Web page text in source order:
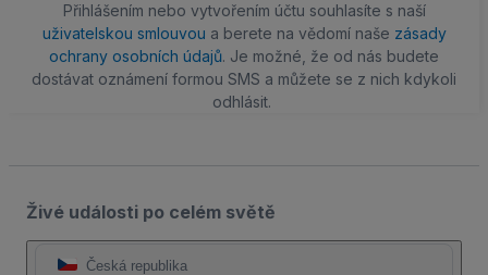
Přihlášením nebo vytvořením účtu souhlasíte s naší
uživatelskou smlouvou a berete na vědomí naše zásady
ochrany osobních údajů. Je možné, že od nás budete
dostávat oznámení formou SMS a můžete se z nich kdykoli
odhlásit.
Živé události po celém světě
Česká republika